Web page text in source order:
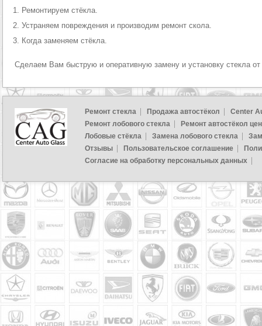
Ремонтируем стёкла.
Устраняем повреждения и производим ремонт скола.
Когда заменяем стёкла.
Сделаем Вам быструю и оперативную замену и установку стекла
Ремонт стекла Продажа автостёкол
Center
Ремонт лобового стекла
Ремонт автостёкол
Лобовые стёкла
Замена лобового стекла
Отзывы
Пользовательское соглашение
Согласие на обработку персональных данных